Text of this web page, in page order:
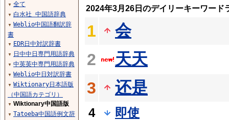
2024年3月26日のデイリーキーワード
1
会
2
天天
3
还是
4
即使
▼ 全て
▼ 白水社 中国語辞典
▼ Weblio中国語翻訳辞
書
▼ EDR日中対訳辞書
▼ 日中中日専門用語辞典
▼ 中英英中専門用語辞典
▼ Weblio中日対訳辞書
▼ Wiktionary日本語版
（中国語カテゴリ）
▼ Wiktionary中国語版
▼ Tatoeba中国語例文辞